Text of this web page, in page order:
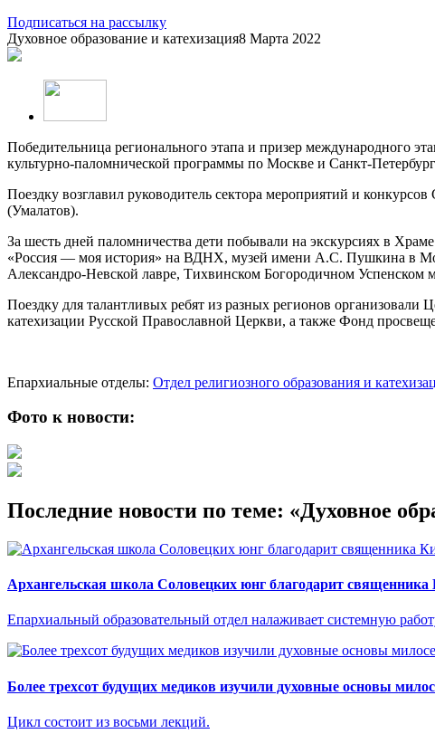
Подписаться на рассылку
Духовное образование и катехизация8 Марта 2022
Победительница регионального этапа и призер международного
культурно-паломнической программы по Москве и Санкт-
Поездку возглавил руководитель сектора мероприятий и
(Умалатов).
За шесть дней паломничества дети побывали на экскурсиях в
«Россия — моя история» на ВДНХ, музей имени А.С. Пушкина в
Александро-Невской лавре, Тихвинском Богородичном Успенском
Поездку для талантливых ребят из разных регионов
катехизации Русской Православной Церкви, а также Фонд
Епархиальные отделы: Отдел религиозного образования и
Фото к новости:
Последние новости по теме: «Духовное
Архангельская школа Соловецких юнг благодарит
Епархиальный образовательный отдел налаживает системную
Более трехсот будущих медиков изучили духовные основы
Цикл состоит из восьми лекций.